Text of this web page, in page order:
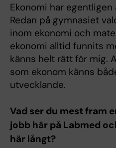
Ekonomi har
Redan på gymnasiet
inom ekonomi och
ekonomi alltid funnits
känns helt rätt för mig.
som ekonom känns
utvecklande.
Vad ser du mest fram
jobb här på Labmed
här långt?